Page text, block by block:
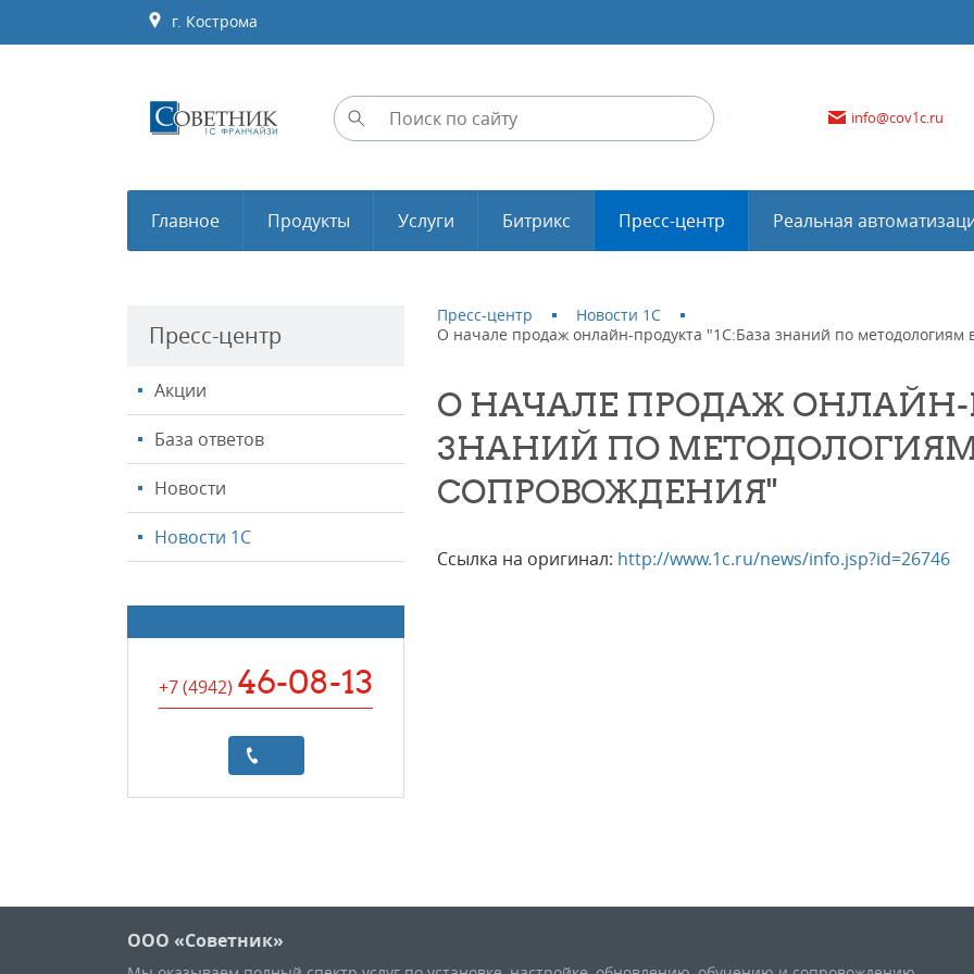
г. Кострома
info@cov1c.ru
Главное Продукты Услуги Битрикс Пресс-центр Реальная
Пресс-центр
Акции
База ответов
Новости
Новости 1С
+7 (4942) 46-08-13
Пресс-центр
Новости 1С
О начале продаж онлайн-продукта "1С:База знаний по
О НАЧАЛЕ ПРОДАЖ ОНЛАЙН-
ЗНАНИЙ ПО
СОПРОВОЖДЕНИЯ"
Ссылка на оригинал: http://www.1c.ru/news/info.jsp?id=26746
ООО «Советник»